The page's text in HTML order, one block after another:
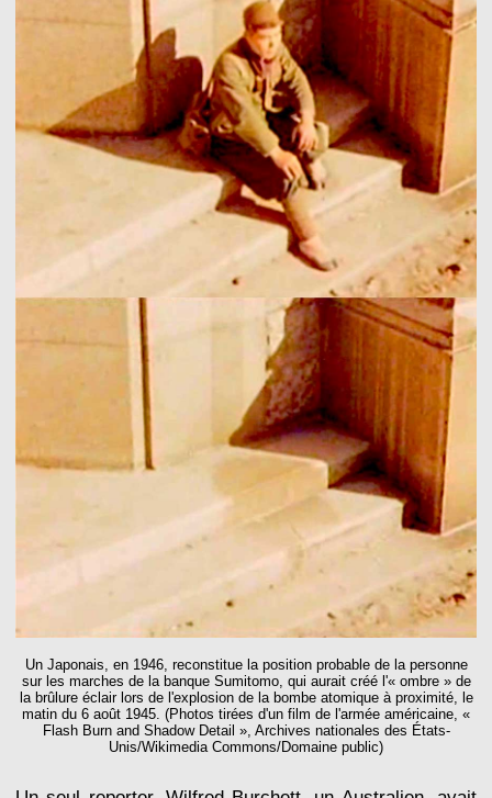
Un Japonais, en 1946, reconstitue la position probable de la personne
sur les marches de la banque Sumitomo, qui aurait créé l'« ombre » de
la brûlure éclair lors de l'explosion de la bombe atomique à proximité, le
matin du 6 août 1945. (Photos tirées d'un film de l'armée américaine, «
Flash Burn and Shadow Detail », Archives nationales des États-
Unis/Wikimedia Commons/Domaine public)